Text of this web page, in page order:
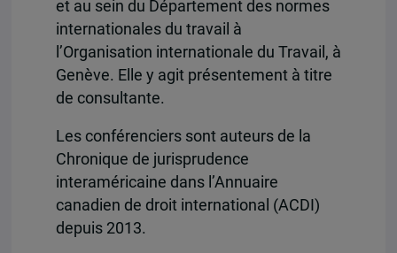
et au sein du Département des normes
internationales du travail à
l’Organisation internationale du Travail, à
Genève. Elle y agit présentement à titre
de consultante.
Les conférenciers sont auteurs de la
Chronique de jurisprudence
interaméricaine dans l’Annuaire
canadien de droit international (ACDI)
depuis 2013.